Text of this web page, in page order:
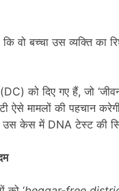
वो बच्चा उस व्यक्ति का
(DC) को दिए गए हैं, जो
मामलों की पहचान
उस केस में DNA टेस्ट की